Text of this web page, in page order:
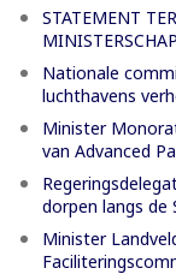
STATEMENT
MINISTERSCHAP
Nationale
luchthavens
Minister
van Advanced
dorpen langs de
Minister